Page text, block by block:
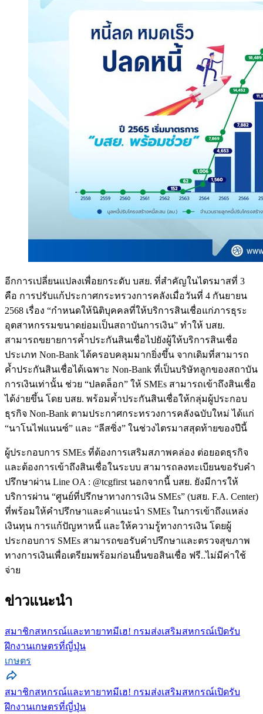
อีกการเปลี่ยนแปลงเพื่อยกระดับ บสย. ที่สำคัญในไตรมาสที่ 3
คือ การปรับแก้ประกาศกระทรวงการคลังเมื่อวันที่ 4 กันยายน
2568 เรื่อง “กำหนดให้นิติบุคคลที่ให้บริการสินเชื่อแก่ภารธุระ
อุตสาหกรรมขนาดย่อมเป็นสถาบันการเงิน” ทำให้ บสย.
สามารถขยายการค้ำประกันสินเชื่อไปยังผู้ให้บริการสินเชื่อ
ประเภท Non-Bank ได้ครอบคลุมมากยิ่งขึ้น จากเดิมที่สามารถ
ค้ำประกันสินเชื่อได้เฉพาะ Non-Bank ที่เป็นบริษัทลูกของสถาบัน
การเงินเท่านั้น ช่วย “ปลดล็อก” ให้ SMEs สามารถเข้าถึงสินเชื่อ
ได้ง่ายขึ้น โดย บสย. พร้อมค้ำประกันสินเชื่อให้กลุ่มผู้ประกอบ
ธุรกิจ Non-Bank ตามประกาศกระทรวงการคลังฉบับใหม่ ได้แก่
“นาโนไฟแนนซ์” และ “ลีสซิ่ง” ในช่วงไตรมาสสุดท้ายของปีนี้
ผู้ประกอบการ SMEs ที่ต้องการเสริมสภาพคล่อง ต่อยอดธุรกิจ
และต้องการเข้าถึงสินเชื่อในระบบ สามารถลงทะเบียนขอรับคำ
ปรึกษาผ่าน Line OA : @tcgfirst นอกจากนี้ บสย. ยังมีการให้
บริการผ่าน “ศูนย์ที่ปรึกษาทางการเงิน SMEs” (บสย. F.A. Center)
ที่พร้อมให้คำปรึกษาและคำแนะนำ SMEs ในการเข้าถึงแหล่ง
เงินทุน การแก้ปัญหาหนี้ และให้ความรู้ทางการเงิน โดยผู้
ประกอบการ SMEs สามารถขอรับคำปรึกษาและตรวจสุขภาพ
ทางการเงินเพื่อเตรียมพร้อมก่อนยื่นขอสินเชื่อ ฟรี..ไม่มีค่าใช้
จ่าย
ข่าวแนะนำ
สมาชิกสหกรณ์และทายาทมีเฮ! กรมส่งเสริมสหกรณ์เปิดรับ
ฝึกงานเกษตรที่ญี่ปุ่น
เกษตร
สมาชิกสหกรณ์และทายาทมีเฮ! กรมส่งเสริมสหกรณ์เปิดรับ
ฝึกงานเกษตรที่ญี่ปุ่น